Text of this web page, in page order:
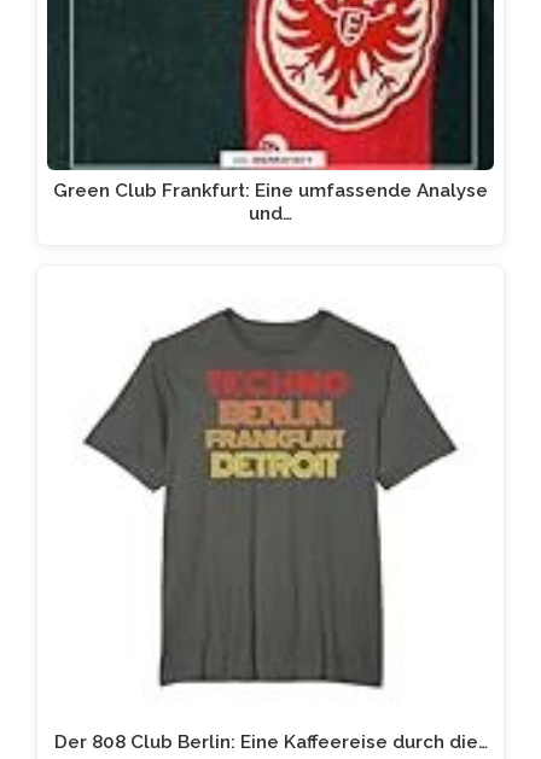
Green Club Frankfurt: Eine umfassende Analyse
und…
Der 808 Club Berlin: Eine Kaffeereise durch die…